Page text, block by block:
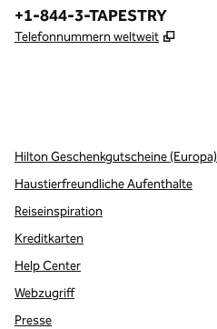
Telefon:
+1-844-3-TAPESTRY
Telefonnummern weltweit ,
Hilton Geschenkgutscheine (Europa)
Haustierfreundliche Aufenthalte
Reiseinspiration
Kreditkarten
Help Center
Webzugriff
Presse